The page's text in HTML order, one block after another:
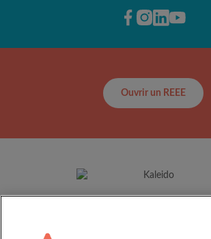
Ouvrir un REEE
concrétiser le plein potentiel de leurs enfants